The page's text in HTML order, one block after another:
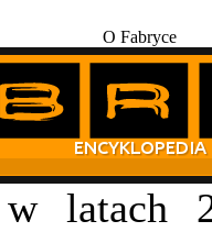
O Fabryce
latach